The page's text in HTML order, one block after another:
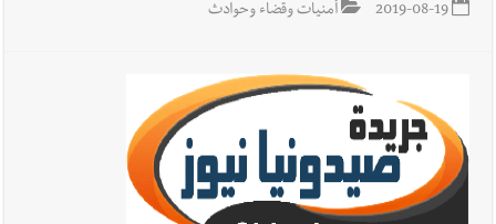
2019-08-19 أمنيات وقضاء وحوادث